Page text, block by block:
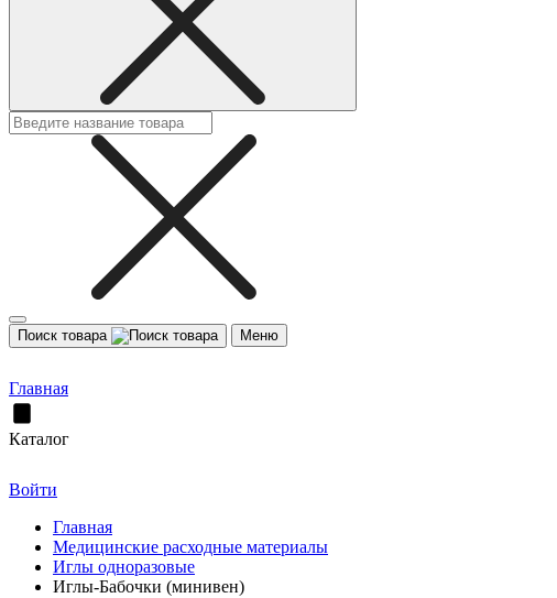
Поиск товара Меню
Главная
Каталог
Войти
Главная
Медицинские расходные материалы
Иглы одноразовые
Иглы-Бабочки (минивен)